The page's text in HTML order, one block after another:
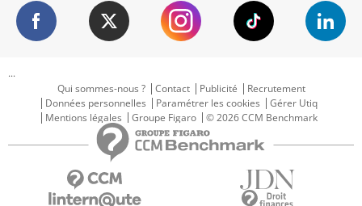
...
Qui sommes-nous ?
Contact Publicité
Recrutement
Données personnelles
Paramétrer les cookies
Gérer Utiq
Mentions légales
Groupe Figaro © 2026 CCM Benchmark